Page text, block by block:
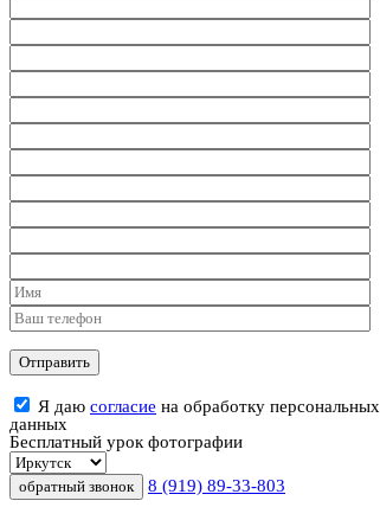
Я даю согласие на обработку персональных
данных
Бесплатный урок фотографии
8 (919) 89-33-803